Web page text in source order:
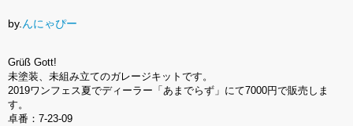
by. んにゃぴー
Grüß Gott!
未塗装、未組み立てのガレージキットです。
2019ワンフェス夏でディーラー「あまでらず」にて7000円で販売しま
す。
卓番：7-23-09